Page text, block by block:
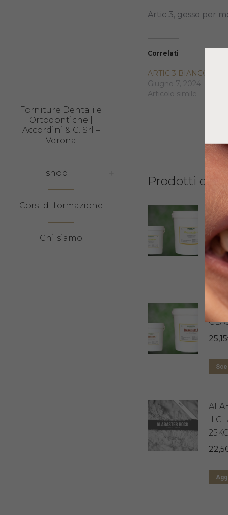
Forniture Dentali e
Ortodontiche |
Accordini & C. Srl –
Verona
shop
Corsi di formazione
Chi siamo
Artic 3, gesso per
Correlati
ARTIC 3 BIANCO 6KG
Giugno 7, 2024
Articolo simile
Prodotti
25,15
II
25KG